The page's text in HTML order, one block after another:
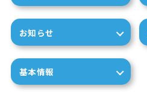
お知らせ
基本情報